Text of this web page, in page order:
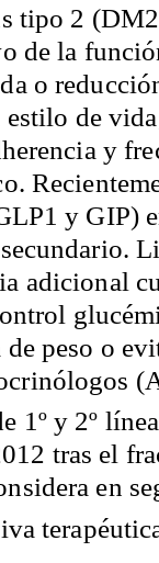
tipo 2
de la
o
estilo de
y
y GIP)
adicional
peso o
1º y 2º
tras el
en